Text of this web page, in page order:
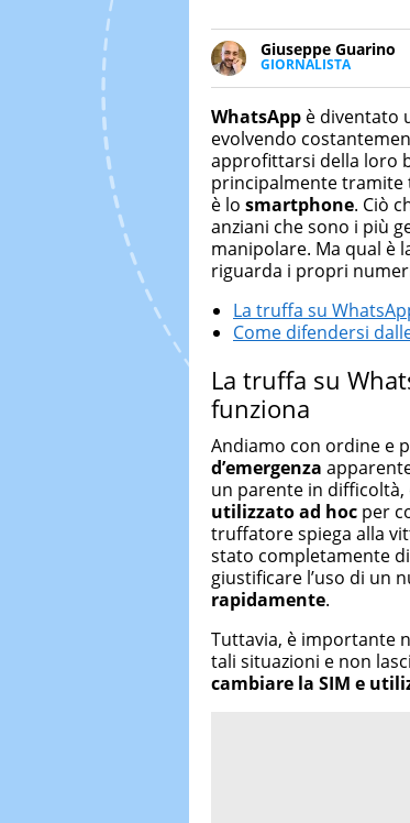
Giuseppe Guarino
GIORNALISTA
Ph(D) in Diritto
particolare sulla
numerose testate
WhatsApp è diventato
evolvendo
approfittarsi della loro
principalmente tramite
è lo smartphone. Ciò
anziani che sono i più
manipolare. Ma qual è
riguarda i propri
La truffa su
Come difendersi
La truffa su
funziona
Andiamo con ordine e
d’emergenza
un parente in
utilizzato ad hoc per
truffatore spiega alla
stato completamente
giustificare l’uso di un
rapidamente.
Tuttavia, è importante
tali situazioni e non
cambiare la SIM e